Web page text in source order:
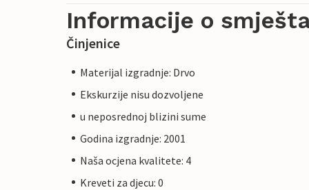
Informacije o
Činjenice
Materijal izgradnje: Drvo
Ekskurzije nisu dozvoljene
u neposrednoj blizini sume
Godina izgradnje: 2001
Naša ocjena kvalitete: 4
Kreveti za djecu: 0